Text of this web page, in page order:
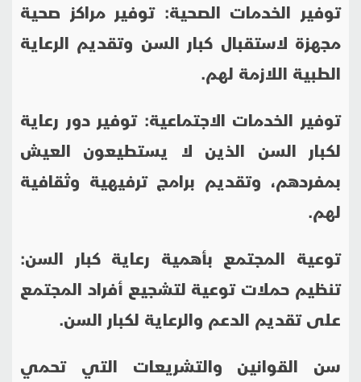
توفير الخدمات الصحية: توفير مراكز صحية
مجهزة لاستقبال كبار السن وتقديم الرعاية
الطبية اللازمة لهم.
توفير الخدمات الاجتماعية: توفير دور رعاية
لكبار السن الذين لا يستطيعون العيش
بمفردهم، وتقديم برامج ترفيهية وثقافية
لهم.
توعية المجتمع بأهمية رعاية كبار السن:
تنظيم حملات توعية لتشجيع أفراد المجتمع
على تقديم الدعم والرعاية لكبار السن.
سن القوانين والتشريعات التي تحمي